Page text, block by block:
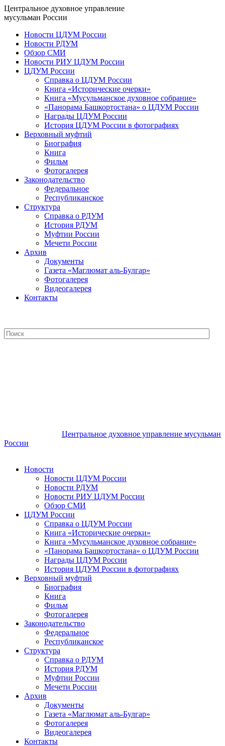
Центральное духовное управление
мусульман России
Новости ЦДУМ России
Новости РДУМ
Обзор СМИ
Новости РИУ ЦДУМ России
ЦДУМ России
Справка о ЦДУМ России
Книга «Исторические очерки»
Книга «Мусульманское духовное собрание»
«Панорама Башкортостана» о ЦДУМ России
Награды ЦДУМ России
История ЦДУМ России в фотографиях
Верховный муфтий
Биография
Книга
Фильм
Фотогалерея
Законодательство
Федеральное
Республиканское
Структура
Справка о РДУМ
История РДУМ
Муфтии России
Мечети России
Архив
Документы
Газета «Маглюмат аль-Булгар»
Фотогалерея
Видеогалерея
Контакты
Центральное духовное управление мусульман
России
Новости
Новости ЦДУМ России
Новости РДУМ
Новости РИУ ЦДУМ России
Обзор СМИ
ЦДУМ России
Справка о ЦДУМ России
Книга «Исторические очерки»
Книга «Мусульманское духовное собрание»
«Панорама Башкортостана» о ЦДУМ России
Награды ЦДУМ России
История ЦДУМ России в фотографиях
Верховный муфтий
Биография
Книга
Фильм
Фотогалерея
Законодательство
Федеральное
Республиканское
Структура
Справка о РДУМ
История РДУМ
Муфтии России
Мечети России
Архив
Документы
Газета «Маглюмат аль-Булгар»
Фотогалерея
Видеогалерея
Контакты